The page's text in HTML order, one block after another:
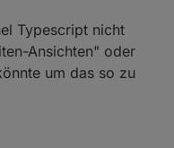
Typescript nicht
Ansichten" oder
um das so zu